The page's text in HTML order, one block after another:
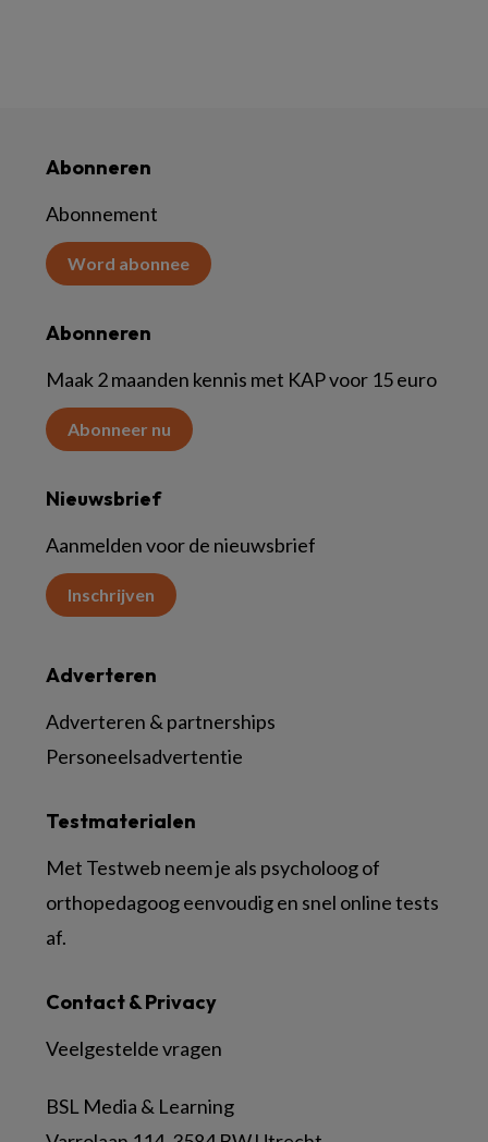
Abonneren
Abonnement
Word abonnee
Abonneren
Maak 2 maanden kennis met KAP voor 15 euro
Abonneer nu
Nieuwsbrief
Aanmelden voor de nieuwsbrief
Inschrijven
Contact & Privacy
Veelgestelde vragen
BSL Media & Learning
Testmaterialen
Met Testweb neem je als psycholoog of
orthopedagoog eenvoudig en snel online tests
af.
Adverteren
Adverteren & partnerships
Personeelsadvertentie